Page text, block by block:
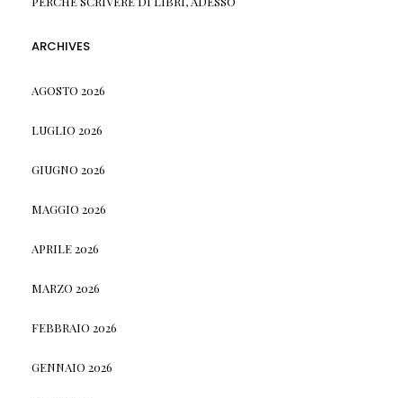
ARCHIVES
AGOSTO 2026
LUGLIO 2026
GIUGNO 2026
MAGGIO 2026
APRILE 2026
MARZO 2026
FEBBRAIO 2026
GENNAIO 2026